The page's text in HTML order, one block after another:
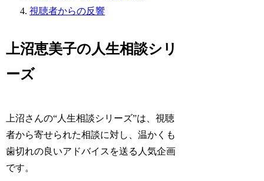
視聴者からの反響
上沼恵美子の人生相談シリ
ーズ
上沼さんの“人生相談シリーズ”は、視聴
者から寄せられた相談に対し、温かくも
歯切れの良いアドバイスを送る人気企画
です。